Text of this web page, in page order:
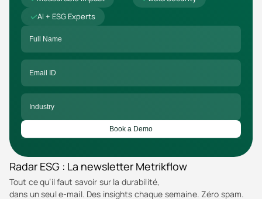
AI + ESG Experts
Book a Demo
Radar ESG : La newsletter Metrikflow
Tout ce qu’il faut savoir sur la durabilité,
dans un seul e-mail. Des insights chaque semaine. Zéro spam.